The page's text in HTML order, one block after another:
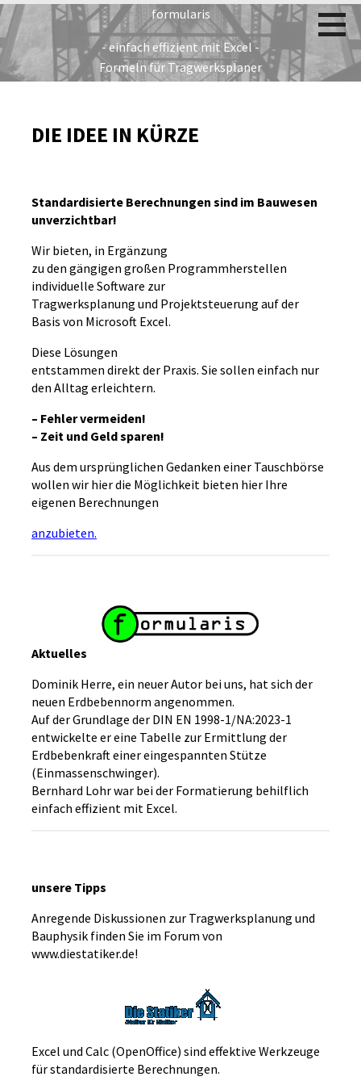
Zum
Inhalt
springen
formularis
- einfach effizient mit Excel -
Formeln für Tragwerksplaner
DIE IDEE IN KÜRZE
Standardisierte Berechnungen sind im Bauwesen
unverzichtbar!
Wir bieten, in Ergänzung
zu den gängigen großen Programmherstellen
individuelle Software zur
Tragwerksplanung und Projektsteuerung auf der
Basis von Microsoft Excel.
Diese Lösungen
entstammen direkt der Praxis. Sie sollen einfach nur
den Alltag erleichtern.
– Fehler vermeiden!
– Zeit und Geld sparen!
Aus dem ursprünglichen Gedanken einer Tauschbörse
wollen wir hier die Möglichkeit bieten hier Ihre
eigenen Berechnungen
anzubieten.
Aktuelles
Dominik Herre, ein neuer Autor bei uns, hat sich der
neuen Erdbebennorm angenommen.
Auf der Grundlage der DIN EN 1998-1/NA:2023-1
entwickelte er eine Tabelle zur Ermittlung der
Erdbebenkraft einer eingespannten Stütze
(Einmassenschwinger).
Bernhard Lohr war bei der Formatierung behilflich
einfach effizient mit Excel.
unsere Tipps
Anregende Diskussionen zur Tragwerksplanung und
Bauphysik finden Sie im Forum von
www.diestatiker.de!
Excel und Calc (OpenOffice) sind effektive Werkzeuge
für standardisierte Berechnungen.